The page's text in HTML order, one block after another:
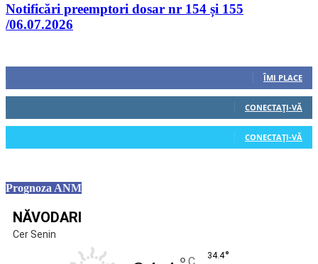
Notificări preemptori dosar nr 154 și 155
/06.07.2026
ÎMI PLACE
CONECTAȚI-VĂ
CONECTAȚI-VĂ
Prognoza ANM
NĂVODARI
Cer Senin
34.4°